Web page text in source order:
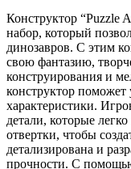
Конструктор “Puzzle
набор, который
динозавров. С этим
свою фантазию,
конструирования и
конструктор поможет
характеристики.
детали, которые
отвертки, чтобы
детализирована и
прочности. С помощью